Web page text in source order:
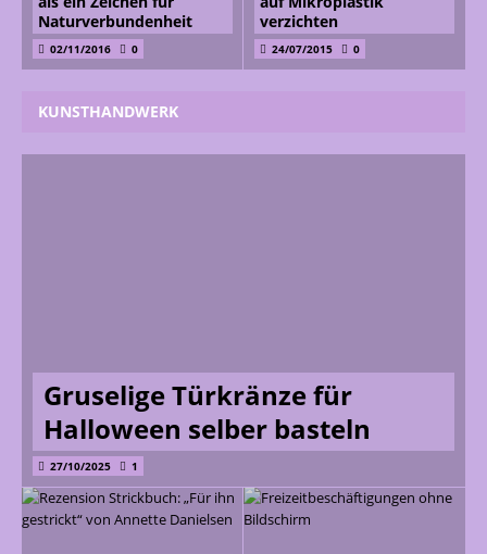
Naturverbundenheit
02/11/2016 0
verzichten
24/07/2015 0
KUNSTHANDWERK
Gruselige Türkränze für
Halloween selber basteln
27/10/2025 1